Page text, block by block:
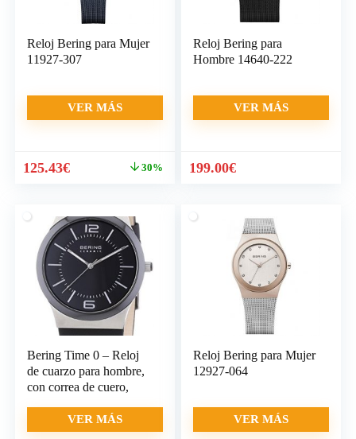
Reloj Bering para Mujer
11927-307
VER MÁS
El
era:
179.00€.
125.43€El
es:
125.43€.
30%
Reloj Bering para
Hombre 14640-222
VER MÁS
199.00€
Bering Time 0 – Reloj
de cuarzo para hombre,
con correa de cuero,
VER MÁS
Reloj Bering para Mujer
12927-064
VER MÁS